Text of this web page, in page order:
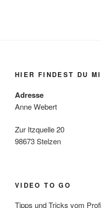
HIER FINDEST DU
Adresse
Anne Webert
Zur Itzquelle 20
98673 Stelzen
VIDEO TO GO
Tipps und Tricks vom